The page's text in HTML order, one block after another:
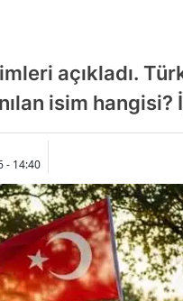
açıkladı.
isim
- 14:40